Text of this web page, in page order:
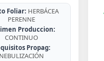
Foliar: HERBÁCEA
PERENNE
Produccion:
CONTINUO
Propag:
NEBULIZACIÓN